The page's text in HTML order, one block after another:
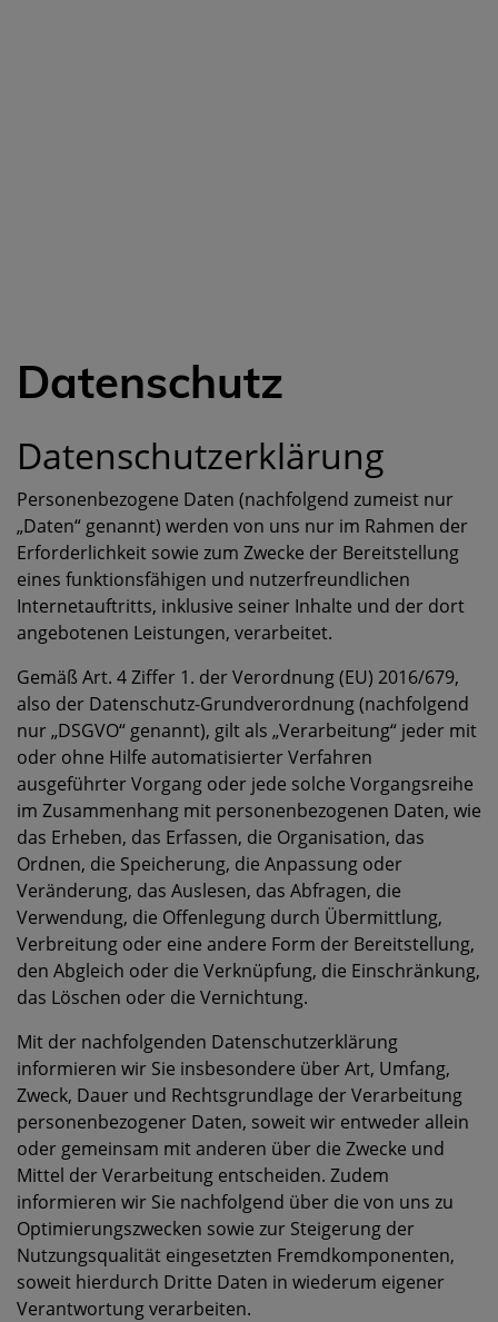
Datenschutz
Datenschutzerklärung
Personenbezogene Daten (nachfolgend zumeist nur
„Daten“ genannt) werden von uns nur im Rahmen der
Erforderlichkeit sowie zum Zwecke der Bereitstellung
eines funktionsfähigen und nutzerfreundlichen
Internetauftritts, inklusive seiner Inhalte und der dort
angebotenen Leistungen, verarbeitet.
Gemäß Art. 4 Ziffer 1. der Verordnung (EU) 2016/679,
also der Datenschutz-Grundverordnung (nachfolgend
nur „DSGVO“ genannt), gilt als „Verarbeitung“ jeder mit
oder ohne Hilfe automatisierter Verfahren
ausgeführter Vorgang oder jede solche Vorgangsreihe
im Zusammenhang mit personenbezogenen Daten, wie
das Erheben, das Erfassen, die Organisation, das
Ordnen, die Speicherung, die Anpassung oder
Veränderung, das Auslesen, das Abfragen, die
Verwendung, die Offenlegung durch Übermittlung,
Verbreitung oder eine andere Form der Bereitstellung,
den Abgleich oder die Verknüpfung, die Einschränkung,
das Löschen oder die Vernichtung.
Mit der nachfolgenden Datenschutzerklärung
informieren wir Sie insbesondere über Art, Umfang,
Zweck, Dauer und Rechtsgrundlage der Verarbeitung
personenbezogener Daten, soweit wir entweder allein
oder gemeinsam mit anderen über die Zwecke und
Mittel der Verarbeitung entscheiden. Zudem
informieren wir Sie nachfolgend über die von uns zu
Optimierungszwecken sowie zur Steigerung der
Nutzungsqualität eingesetzten Fremdkomponenten,
soweit hierdurch Dritte Daten in wiederum eigener
Verantwortung verarbeiten.